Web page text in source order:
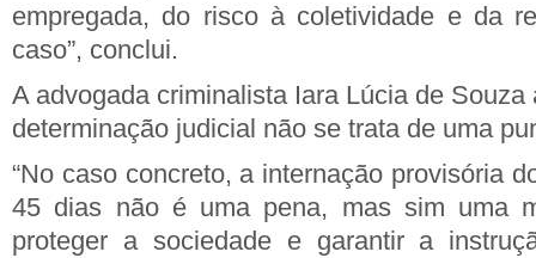
empregada, do risco à coletividade e da
caso”, conclui.
A advogada criminalista Iara Lúcia de Souza
determinação judicial não se trata de uma
“No caso concreto, a internação provisória
45 dias não é uma pena, mas sim uma
proteger a sociedade e garantir a